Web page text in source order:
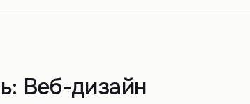
Веб-дизайн